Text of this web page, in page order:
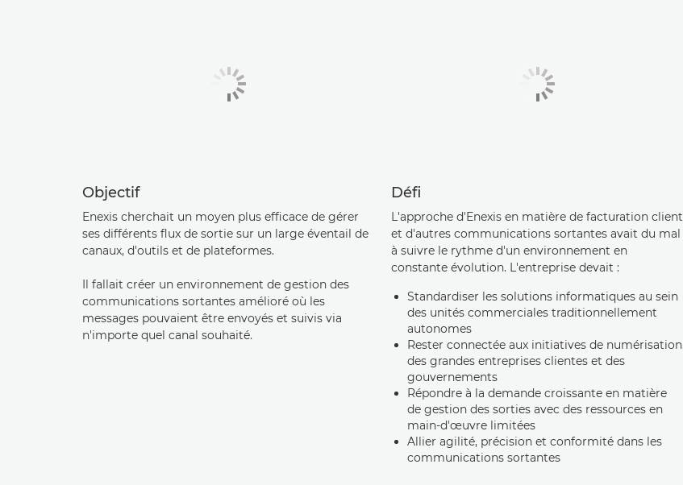
Objectif
Enexis cherchait un moyen plus efficace de gérer
ses différents flux de sortie sur un large éventail de
canaux, d'outils et de plateformes.
Il fallait créer un environnement de gestion des
communications sortantes amélioré où les
messages pouvaient être envoyés et suivis via
n'importe quel canal souhaité.
Défi
L'approche d'Enexis en matière de facturation client
et d'autres communications sortantes avait du mal
à suivre le rythme d'un environnement en
constante évolution. L'entreprise devait :
Standardiser les solutions informatiques au sein
des unités commerciales traditionnellement
autonomes
Rester connectée aux initiatives de numérisation
des grandes entreprises clientes et des
gouvernements
Répondre à la demande croissante en matière
de gestion des sorties avec des ressources en
main-d'œuvre limitées
Allier agilité, précision et conformité dans les
communications sortantes